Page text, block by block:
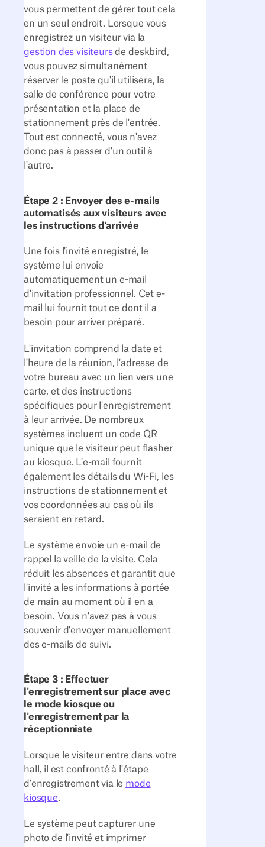
vous permettent de gérer tout cela
en un seul endroit. Lorsque vous
enregistrez un visiteur via la
gestion des visiteursde deskbird,
vous pouvez simultanément
réserver le poste qu'il utilisera, la
salle de conférence pour votre
présentation et la place de
stationnement près de l'entrée.
Tout est connecté, vous n'avez
donc pas à passer d'un outil à
l'autre.
Étape 2 : Envoyer des e-mails
automatisés aux visiteurs avec
les instructions d'arrivée
Une fois l'invité enregistré, le
système lui envoie
automatiquement un e-mail
d'invitation professionnel. Cet e-
mail lui fournit tout ce dont il a
besoin pour arriver préparé.
L'invitation comprend la date et
l'heure de la réunion, l'adresse de
votre bureau avec un lien vers une
carte, et des instructions
spécifiques pour l'enregistrement
à leur arrivée. De nombreux
systèmes incluent un code QR
unique que le visiteur peut flasher
au kiosque. L'e-mail fournit
également les détails du Wi-Fi, les
instructions de stationnement et
vos coordonnées au cas où ils
seraient en retard.
Le système envoie un e-mail de
rappel la veille de la visite. Cela
réduit les absences et garantit que
l'invité a les informations à portée
de main au moment où il en a
besoin. Vous n'avez pas à vous
souvenir d'envoyer manuellement
des e-mails de suivi.
Étape 3 : Effectuer
l'enregistrement sur place avec
le mode kiosque ou
l'enregistrement par la
réceptionniste
Lorsque le visiteur entre dans votre
hall, il est confronté à l'étape
d'enregistrement via le mode
kiosque.
Le système peut capturer une
photo de l'invité et imprimer